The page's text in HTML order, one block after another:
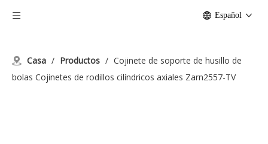
Español
Casa / Productos / Cojinete de soporte de husillo de
bolas Cojinetes de rodillos cilíndricos axiales Zarn2557-TV